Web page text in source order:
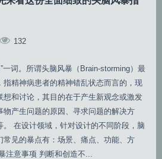
132
一词。所谓头脑风暴（Brain-storming）最
指精神病患者的精神错乱状态而言的，现
想和讨论，其目的在于产生新观念或激发
物产生问题的原因、寻求问题的解决方
在设计领域，针对设计的不同阶段，脑
常见的暴点有：场景、痛点、功能、方
注意事项 判断和创造不...